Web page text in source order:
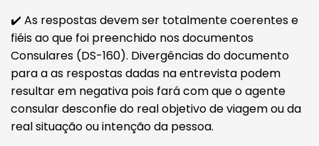
✔️ As respostas devem ser totalmente coerentes e
fiéis ao que foi preenchido nos documentos
Consulares (DS-160). Divergências do documento
para a as respostas dadas na entrevista podem
resultar em negativa pois fará com que o agente
consular desconfie do real objetivo de viagem ou da
real situação ou intenção da pessoa.